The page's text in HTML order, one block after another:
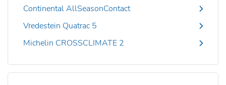
Continental AllSeasonContact
Vredestein Quatrac 5
Michelin CROSSCLIMATE 2